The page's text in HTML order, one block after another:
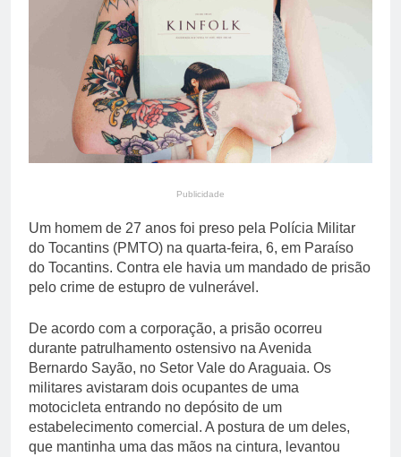
primária em relatório do
Departamento de Estado
5 Dias Ago
Streaming em julho: os
10 filmes mais
comentados do mês
5 Dias Ago
Publicidade
Um homem de 27 anos foi preso pela Polícia Militar
do Tocantins (PMTO) na quarta-feira, 6, em Paraíso
do Tocantins. Contra ele havia um mandado de prisão
pelo crime de estupro de vulnerável.
De acordo com a corporação, a prisão ocorreu
durante patrulhamento ostensivo na Avenida
Bernardo Sayão, no Setor Vale do Araguaia. Os
militares avistaram dois ocupantes de uma
motocicleta entrando no depósito de um
estabelecimento comercial. A postura de um deles,
que mantinha uma das mãos na cintura, levantou